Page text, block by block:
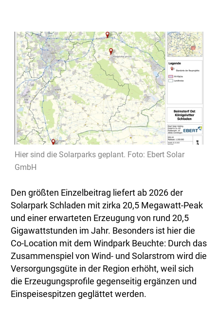
Hier sind die Solarparks geplant. Foto: Ebert Solar
GmbH
Den größten Einzelbeitrag liefert ab 2026 der
Solarpark Schladen mit zirka 20,5 Megawatt-Peak
und einer erwarteten Erzeugung von rund 20,5
Gigawattstunden im Jahr. Besonders ist hier die
Co-Location mit dem Windpark Beuchte: Durch das
Zusammenspiel von Wind- und Solarstrom wird die
Versorgungsgüte in der Region erhöht, weil sich
die Erzeugungsprofile gegenseitig ergänzen und
Einspeisespitzen geglättet werden.